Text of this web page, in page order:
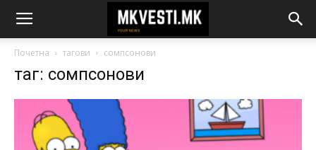
Почетна тагови сомпсонови
таг: сомпсонови